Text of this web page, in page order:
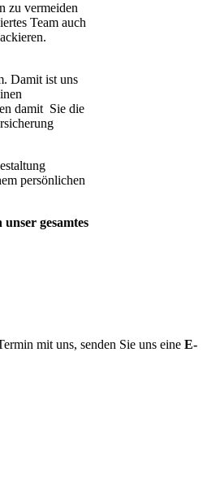
zu vermeiden
Team auch
Damit ist uns
damit Sie die
persönlichen
gesamtes
mit uns, senden Sie uns eine E-